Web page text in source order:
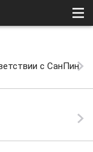
с СанПин